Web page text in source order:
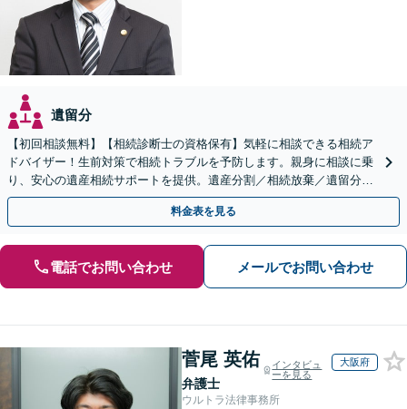
遺留分
【初回相談無料】【相続診断士の資格保有】気軽に相談できる相続ア
ドバイザー！生前対策で相続トラブルを予防します。親身に相談に乗
り、安心の遺産相続サポートを提供。遺産分割／相続放棄／遺留分も
お任せ！【出張サポート】【完全個室】【丸太町駅6分】
料金表を見る
電話でお問い合わせ メールでお問い合わせ
菅尾 英佑
弁護士
インタビュ
ーを見る
大阪府
ウルトラ法律事務所